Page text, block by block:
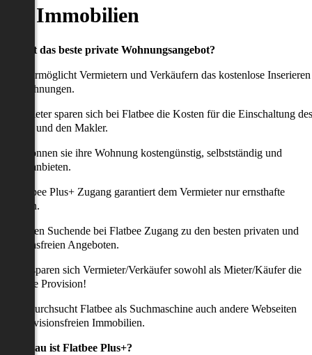
Immobilien
willst das beste private Wohnungsangebot?
ermöglicht Vermietern und Verkäufern das kostenlose Inserieren
Wohnungen.
Anbieter sparen sich bei Flatbee die Kosten für die Einschaltung des
und den Makler.
können sie ihre Wohnung kostengünstig, selbstständig und
anbieten.
Flatbee Plus+ Zugang garantiert dem Vermieter nur ernsthafte
erhalten Suchende bei Flatbee Zugang zu den besten privaten und
Angeboten.
uns sparen sich Vermieter/Verkäufer sowohl als Mieter/Käufer die
Provision!
durchsucht Flatbee als Suchmaschine auch andere Webseiten
provisionsfreien Immobilien.
genau ist Flatbee Plus+?